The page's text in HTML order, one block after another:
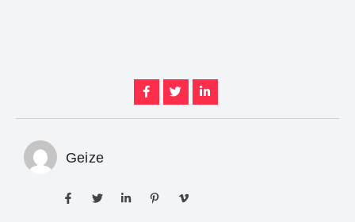
Geize